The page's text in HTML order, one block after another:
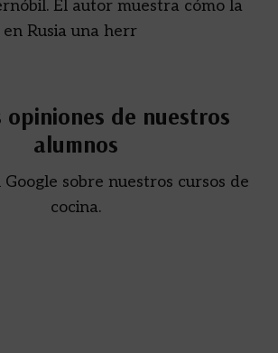
El autor muestra cómo la
Rusia una herr
opiniones de nuestros
alumnos
sobre nuestros cursos de
cocina.